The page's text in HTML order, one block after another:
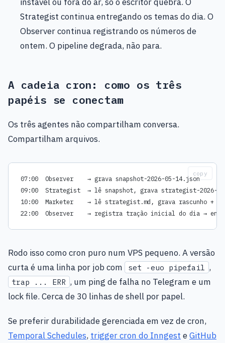
Strategist continua entregando os temas do dia. O
Observer continua registrando os números de
ontem. O pipeline degrada, não para.
A cadeia cron: como os três
papéis se conectam
Os três agentes não compartilham conversa.
Compartilham arquivos.
07:00  Observer    → grava snapshot-2026-05-14.json
09:00  Strategist  → lê snapshot, grava strategist-2026-
10:00  Marketer    → lê strategist.md, grava rascunho +
22:00  Observer    → registra tração inicial do dia →
copy
Rodo isso como cron puro num VPS pequeno. A versão
curta é uma linha por job com
set -euo pipefail ,
trap ... ERR , um ping de falha no Telegram e um
lock file. Cerca de 30 linhas de shell por papel.
Se preferir durabilidade gerenciada em vez de cron,
Temporal Schedules, trigger cron do Inngest eGitHub